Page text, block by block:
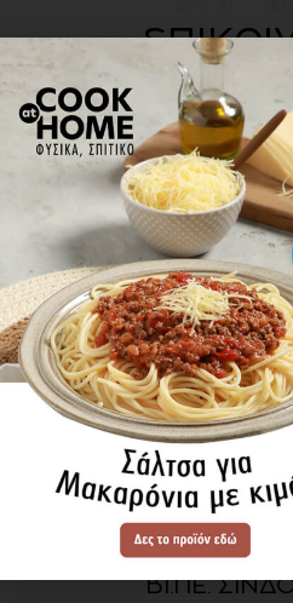
πού βρίσκω
ΓΙΑ ΤΑ
SITE
Η
ΟΔΟΣ
ΒΙ.ΠΕ.